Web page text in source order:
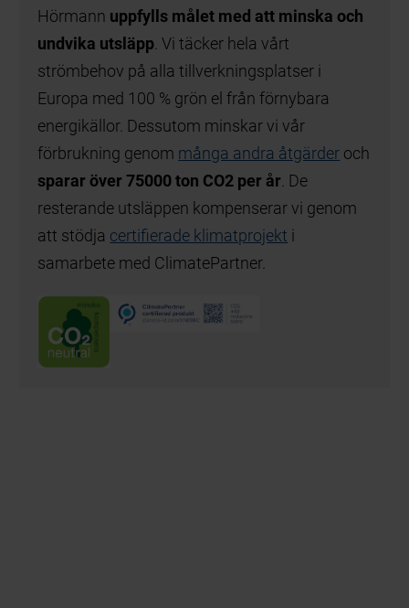
Hörmann uppfylls målet med att minska och
undvika utsläpp. Vi täcker hela vårt
strömbehov på alla tillverkningsplatser i
Europa med 100 % grön el från förnybara
energikällor. Dessutom minskar vi vår
förbrukning genom många andra åtgärder och
sparar över 75000 ton CO2 per år. De
resterande utsläppen kompenserar vi genom
att stödja certifierade klimatprojekt i
samarbete med ClimatePartner.